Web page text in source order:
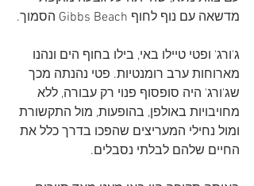
מדשאה עם נוף לחוף Gibbs Beach הסמוך.
ג'ורג' ופטי טיילו באי, בילו בחוף הים ונהנו
מארוחות ערב רומנטיות. פטי נהנתה מכך
שג'ורג' היה סופסוף פנוי רק עבורה, ללא
מחויבויות באולפן, בהופעות, מול התקשורת
ומול נחילי המעריצים שהפכו בדרך כלל את
החיים שלהם לבלתי נסבלים.